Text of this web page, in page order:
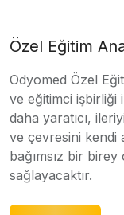
Özel Eğitim
Odyomed Özel
ve eğitimci işbirliği
daha yaratıcı,
ve çevresini kendi
bağımsız bir
sağlayacaktır.